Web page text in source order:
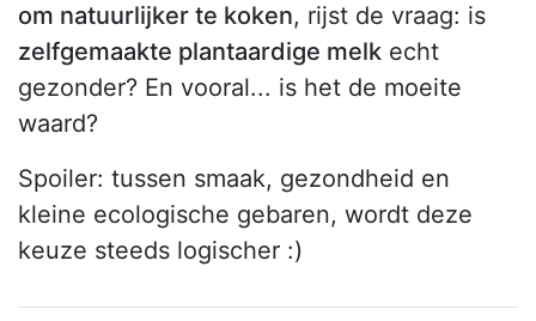
om natuurlijker te koken, rijst de vraag: is
zelfgemaakte plantaardige melk echt
gezonder? En vooral... is het de moeite
waard?
Spoiler: tussen smaak, gezondheid en
kleine ecologische gebaren, wordt deze
keuze steeds logischer :)